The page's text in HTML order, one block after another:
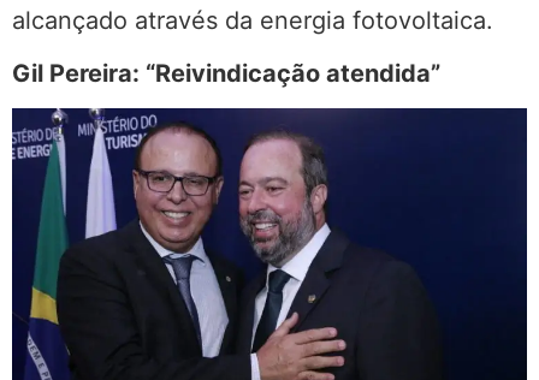
alcançado através da energia fotovoltaica.
Gil Pereira: “Reivindicação atendida”